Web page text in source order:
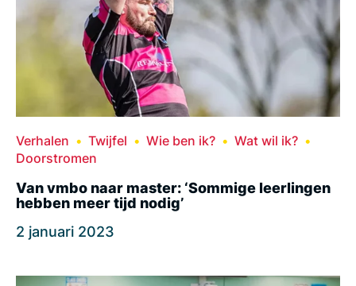
Verhalen Twijfel Wie ben ik?
Wat wil ik?
Doorstromen
Van vmbo naar master: ‘Sommige leerlingen
hebben meer tijd nodig’
2 januari 2023